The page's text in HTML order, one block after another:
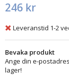
246 kr
Leveranstid 1-2
Bevaka produkt
Ange din e-
lager!